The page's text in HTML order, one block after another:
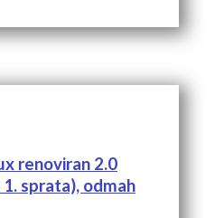
renoviran 2.0
1. sprata), odmah